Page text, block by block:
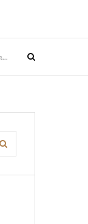
Search
Search